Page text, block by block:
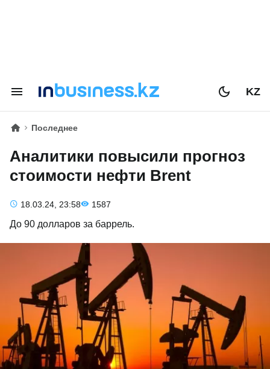
KZ
Последнее
Аналитики повысили прогноз
стоимости нефти Brent
18.03.24, 23:58 1587
До 90 долларов за баррель.